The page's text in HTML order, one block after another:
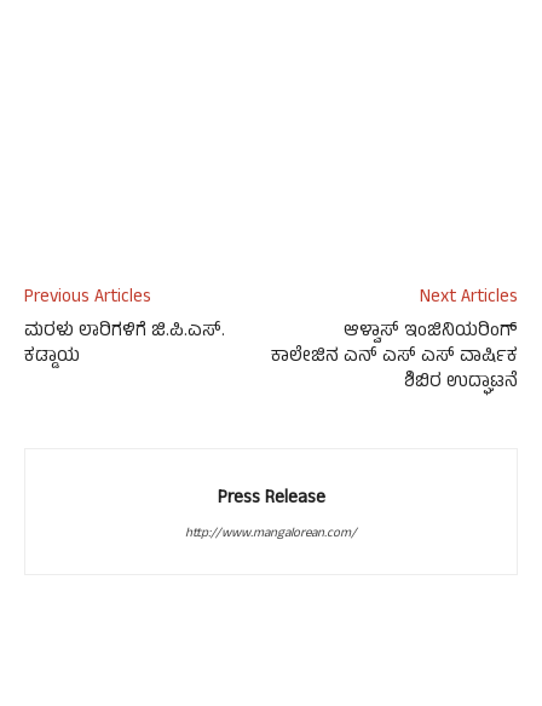
Previous Articles
ಮರಳು ಲಾರಿಗಳಿಗೆ ಜಿ.ಪಿ.ಎಸ್.
ಕಡ್ಡಾಯ
Next Articles
ಆಳ್ವಾಸ್ ಇಂಜಿನಿಯರಿಂಗ್
ಕಾಲೇಜಿನ ಎನ್ ಎಸ್ ಎಸ್ ವಾರ್ಷಿಕ
ಶಿಬಿರ ಉದ್ಘಾಟನೆ
Press Release
http://www.mangalorean.com/